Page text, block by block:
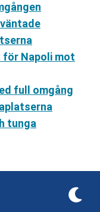
för Napoli mot
full omgång
tunga